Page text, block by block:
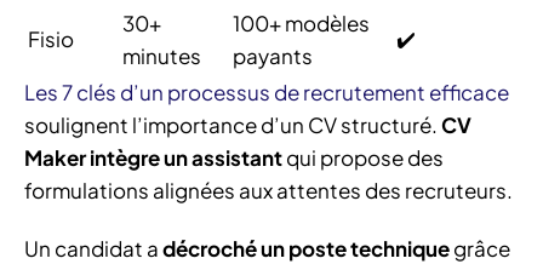
Fisio
30+
minutes
100+ modèles
payants
✔️
Les 7 clés d’un processus de recrutement efficace
soulignent l’importance d’un CV structuré.CV
Maker intègre un assistantqui propose des
formulations alignées aux attentes des recruteurs.
Un candidat adécroché un poste techniquegrâce